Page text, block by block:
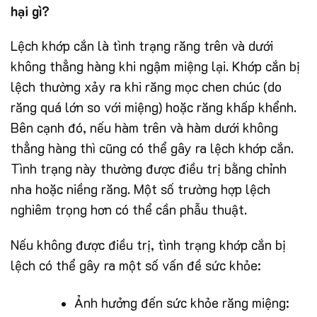
hại gì?
Lệch khớp cắn là tình trạng răng trên và dưới
không thẳng hàng khi ngậm miệng lại. Khớp cắn bị
lệch thường xảy ra khi răng mọc chen chúc (do
răng quá lớn so với miệng) hoặc răng khấp khểnh.
Bên cạnh đó, nếu hàm trên và hàm dưới không
thẳng hàng thì cũng có thể gây ra lệch khớp cắn.
Tình trạng này thường được điều trị bằng chỉnh
nha hoặc niềng răng. Một số trường hợp lệch
nghiêm trọng hơn có thể cần phẫu thuật.
Nếu không được điều trị, tình trạng khớp cắn bị
lệch có thể gây ra một số vấn đề sức khỏe:
Ảnh hưởng đến sức khỏe răng miệng: